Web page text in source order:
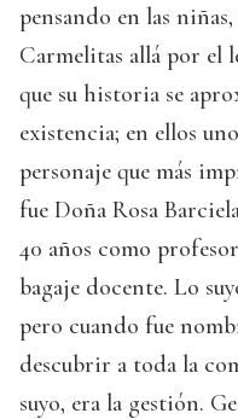
pensando en las
Carmelitas allá por el
que su historia se
existencia; en ellos
personaje que más
fue Doña Rosa
40 años como
bagaje docente. Lo
pero cuando fue
descubrir a toda la
suyo, era la gestión.